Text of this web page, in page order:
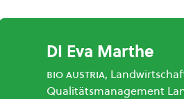
DI Eva Marthe
bio austria,
Qualitätsmanagement